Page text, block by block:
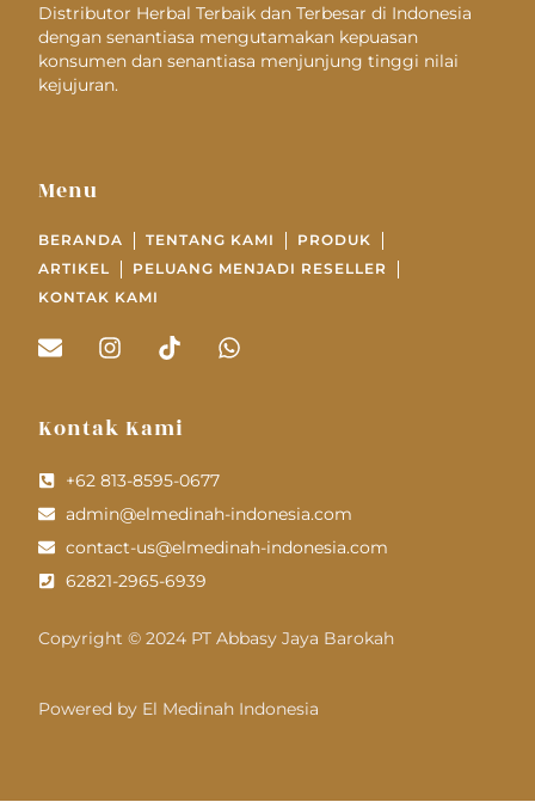
Distributor Herbal Terbaik dan Terbesar di Indonesia
dengan senantiasa mengutamakan kepuasan
konsumen dan senantiasa menjunjung tinggi nilai
kejujuran.
Menu
BERANDA TENTANG KAMI
PRODUK
ARTIKEL
PELUANG MENJADI RESELLER
KONTAK KAMI
Kontak Kami
+62 813-8595-0677
admin@elmedinah-indonesia.com
contact-us@elmedinah-indonesia.com
62821-2965-6939
Copyright © 2024 PT Abbasy Jaya Barokah
Powered by El Medinah Indonesia